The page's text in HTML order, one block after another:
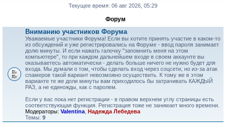
Текущее время: 06 авг 2026, 05:29
Форум
Вниманию участников Форума
Уважаемые участники Форума! Если вы хотите принять участие в каком-то
из обсуждений и уже регистрировались на Форуме - ввод пароля занимает
долю минуты. И если нажать галочку "запомнить меня на этом
компьютере", то при каждом дальнейшем входе в своем аккаунте вы
оказываетесь автоматически - делать больше ничего не нужно будет для
входа. Мы думали о том, чтобы сделать вход через соцсети, но из-за атак
спамеров такой вариант невозможно осуществить. К тому же в этом
варианте те же доли минуты вам приходилось бы затрачивать КАЖДЫЙ
РАЗ, а не единожды, как с паролем.
Если у вас пока нет регистрации - в правом верхнем углу страницы есть
соответствующая функция. Регистрация тоже не занимает много времени.
Модераторы: Valentina Надежда Лебедева
Темы: 9